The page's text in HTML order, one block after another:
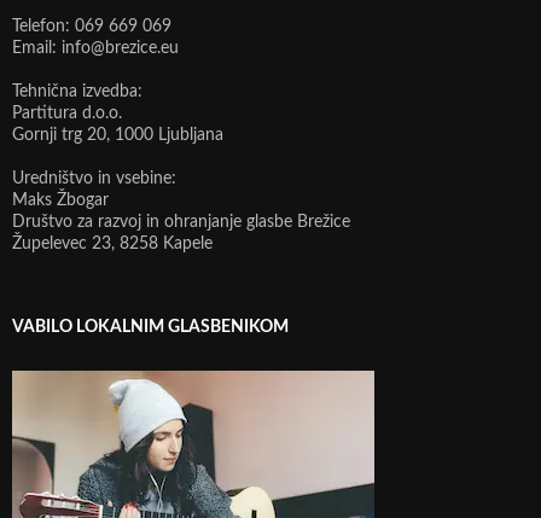
Telefon: 069 669 069
Email: info@brezice.eu
Tehnična izvedba:
Partitura d.o.o.
Gornji trg 20, 1000 Ljubljana
Uredništvo in vsebine:
Maks Žbogar
Društvo za razvoj in ohranjanje glasbe Brežice
Župelevec 23, 8258 Kapele
VABILO LOKALNIM GLASBENIKOM